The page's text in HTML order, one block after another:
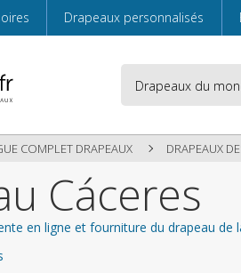
Drapeaux personnalisés
COMPLET DRAPEAUX DRAPEAUX
Cáceres
en ligne et fourniture du drapeau de